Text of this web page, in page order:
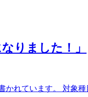
りました！」
かれています。 対象種